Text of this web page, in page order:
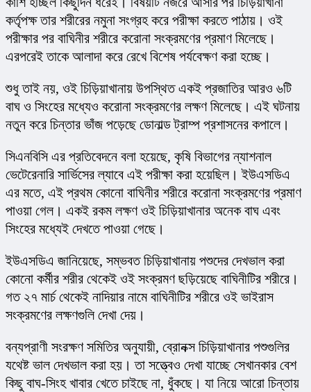
কর্তৃপক্ষ তার শরীরের নমুনা সংগ্রহ করে পরীক্ষা করতে পাঠায়। ওই
পরীক্ষার পর বাঘিনীর শরীরে করোনা সংক্রমণের প্রমাণ মিলেছে।
এরপরেই তাকে আলাদা করে রেখে বিশেষ পর্যবেক্ষণ করা হচ্ছে।
শুধু তাই নয়, ওই চিড়িয়াখানায় উপস্থিত একই প্রজাতির আরও ৬টি
বাঘ ও সিংহের মধ্যেও করোনা সংক্রমণের লক্ষণ মিলেছে। এই ঘটনায়
নতুন করে চিন্তার ভাঁজ পড়েছে ডোনাল্ড ট্রাম্প প্রশাসনের কপালে।
সিএনবিসি এর প্রতিবেদনে বলা হয়েছে, কৃষি বিভাগের ন্যাশনাল
ভেটেরেনারি সার্ভিসের ল্যাবে এই পরীক্ষা করা হয়েছিল। ইউএসডিএ
এর মতে, এই প্রথম কোনো বাঘিনীর শরীরে করোনা সংক্রমণের প্রমাণ
পাওয়া গেল। একই রকম লক্ষণ ওই চিড়িয়াখানার অনেক বাঘ এবং
সিংহের মধ্যেই দেখতে পাওয়া গেছে।
ইউএসডিএ জানিয়েছে, সম্ভবত চিড়িয়াখানায় পশুদের দেখভাল করা
কোনো কর্মীর শরীর থেকেই ওই সংক্রমণ ছড়িয়েছে বাঘিনীটির শরীরে।
গত ২৭ মার্চ থেকেই নাদিয়ার নামে বাঘিনীটির শরীরে ওই ভাইরাস
সংক্রমণের লক্ষণগুলি দেখা দেয়।
বন্যপ্রাণী সংরক্ষণ সমিতির অনুযায়ী, ব্রোনক্স চিড়িয়াখানার পশুগুলির
যথেষ্ট ভাল দেখভাল করা হয়। তা সত্ত্বেও দেখা যাচ্ছে সেখানকার বেশ
কিছু বাঘ-সিংহ খাবার খেতে চাইছে না, ধুঁকছে। যা নিয়ে আরো চিন্তায়